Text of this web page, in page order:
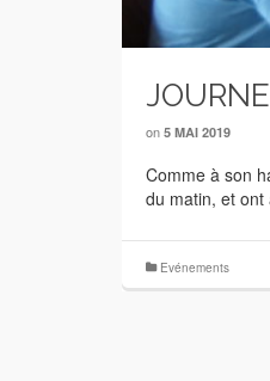
on 5 MAI 2019
Comme à son
du matin, et
Evénements